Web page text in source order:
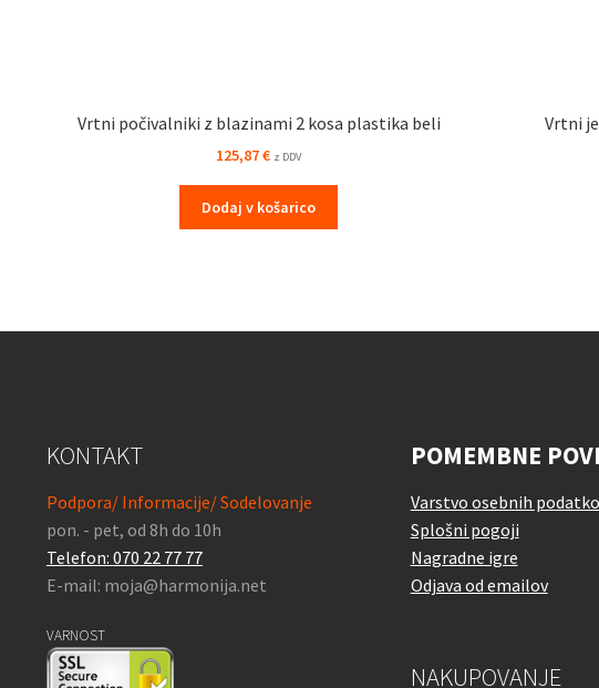
Vrtni počivalniki z blazinami 2 kosa plastika beli
125,87€ z DDV
Dodaj v košarico
Vrtni
KONTAKT
Podpora/ Informacije/ Sodelovanje
pon. - pet, od 8h do 10h
Telefon: 070 22 77 77
E-mail: moja@harmonija.net
VARNOST
POMEMBNE
Varstvo osebnih
Splošni pogoji
Nagradne igre
Odjava od emailov
NAKUPOVANJE